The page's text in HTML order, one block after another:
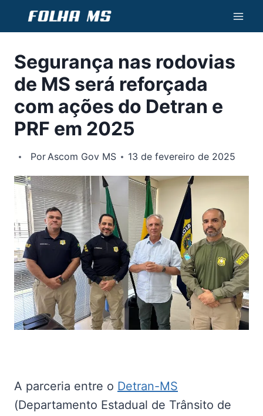
Conteúdo
Segurança nas rodovias
de MS será reforçada
com ações do Detran e
PRF em 2025
PorAscom Gov MS 13 de fevereiro de 2025
A parceria entre o Detran-MS
(Departamento Estadual de Trânsito de